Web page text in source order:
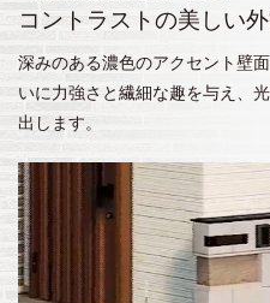
コントラストの美しい外
深みのある濃色のアクセント壁
いに力強さと繊細な趣を与え、
出します。